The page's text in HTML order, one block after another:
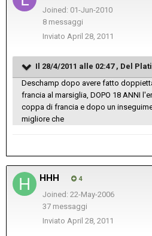
Joined: 01-Jun-2010
8 messaggi
Inviato April 28, 2011
Il 28/4/2011 alle 02:47 , Del
Deschamp dopo avere fatto
francia al marsiglia, DOPO 18 ANNI
coppa di francia e dopo un
migliore che
HHH 4
Joined: 22-May-2006
37 messaggi
Inviato April 28, 2011